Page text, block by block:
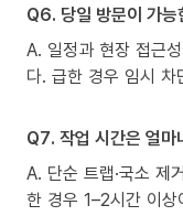
Q6. 당일 방문이 가능
A. 일정과 현장 접근
다. 급한 경우 임시
Q7. 작업 시간은 얼마
A. 단순 트랩·국소 제
한 경우 1–2시간 이